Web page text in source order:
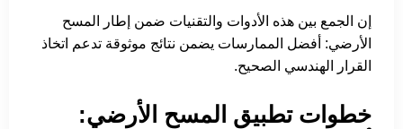
إن الجمع بين هذه الأدوات والتقنيات ضمن إطار المسح
الأرضي: أفضل الممارسات يضمن نتائج موثوقة تدعم اتخاذ
القرار الهندسي الصحيح.
خطوات تطبيق المسح الأرضي: